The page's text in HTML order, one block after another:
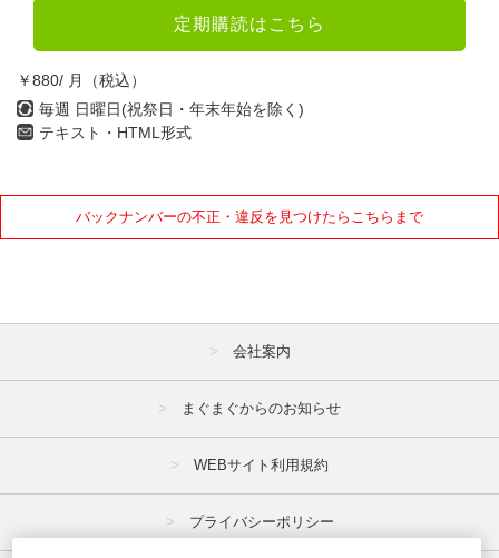
定期購読はこちら
￥880/ 月（税込）
毎週 日曜日(祝祭日・年末年始を除く)
テキスト・HTML形式
バックナンバーの不正・違反を見つけたらこちらまで
2月
7月 8月
2018年
会社案内
まぐまぐからのお知らせ
WEBサイト利用規約
プライバシーポリシー